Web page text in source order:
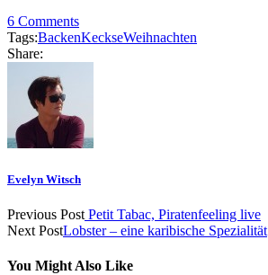
6 Comments
Tags:BackenKeckseWeihnachten
Share:
Evelyn Witsch
Previous Post Petit Tabac, Piratenfeeling live
Next PostLobster – eine karibische Spezialität
You Might Also Like